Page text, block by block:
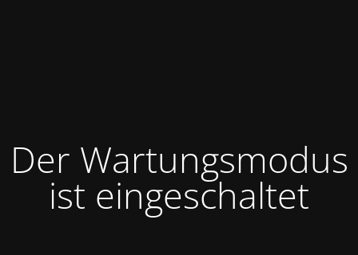
Der Wartungsmodus
ist eingeschaltet